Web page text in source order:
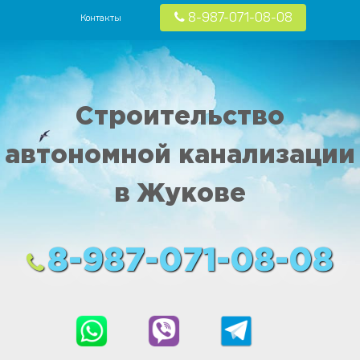
частных домах в Москве и Московской области
Контакты 8-987-071-08-08
Строительство
автономной канализации
в Жукове
8-987-071-08-08